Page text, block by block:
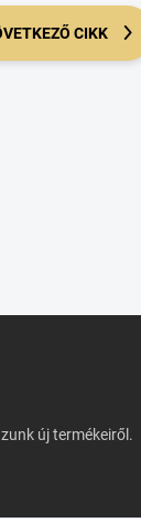
CIKK
új termékeiről.